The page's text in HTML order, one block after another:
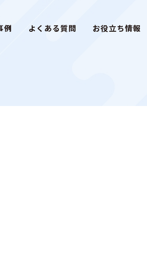
例 よくある質問 お役立ち情報